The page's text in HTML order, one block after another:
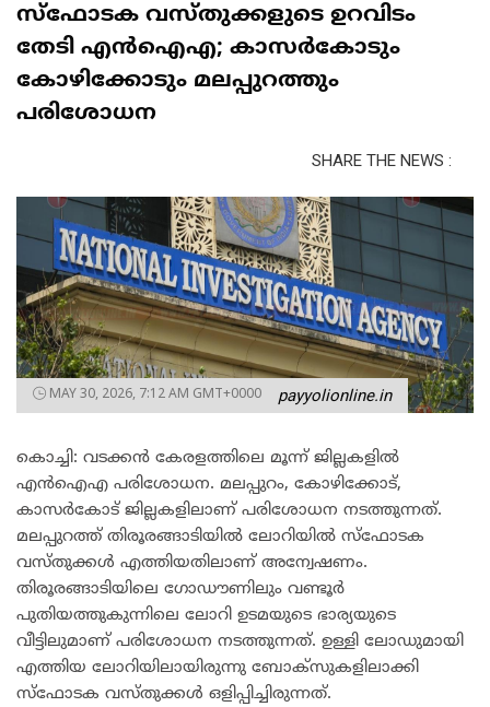
സ്‌ഫോടക വസ്തുക്കളുടെ ഉറവിടം
തേടി എൻഐഎ; കാസർകോടും
കോഴിക്കോടും മലപ്പുറത്തും
പരിശോധന
SHARE THE NEWS :
MAY 30, 2026, 7:12 AM GMT+0000 payyolionline.in
കൊച്ചി: വടക്കൻ കേരളത്തിലെ മൂന്ന് ജില്ലകളിൽ
എൻഐഎ പരിശോധന. മലപ്പുറം, കോഴിക്കോട്,
കാസർകോട് ജില്ലകളിലാണ് പരിശോധന നടത്തുന്നത്.
മലപ്പുറത്ത് തിരൂരങ്ങാടിയിൽ ലോറിയിൽ സ്‌ഫോടക
വസ്തുക്കൾ എത്തിയതിലാണ് അന്വേഷണം.
തിരൂരങ്ങാടിയിലെ ഗോഡൗണിലും വണ്ടൂർ
പുതിയത്തുകുന്നിലെ ലോറി ഉടമയുടെ ഭാര്യയുടെ
വീട്ടിലുമാണ് പരിശോധന നടത്തുന്നത്. ഉള്ളി ലോഡുമായി
എത്തിയ ലോറിയിലായിരുന്നു ബോക്‌സുകളിലാക്കി
സ്‌ഫോടക വസ്തുക്കൾ ഒളിപ്പിച്ചിരുന്നത്.